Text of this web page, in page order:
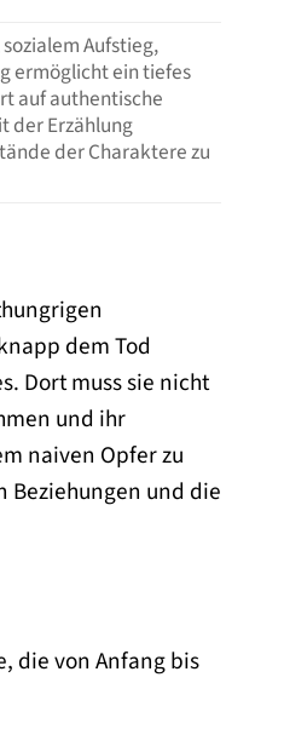
Aufstieg,
ermöglicht ein tiefes
auf authentische
der Erzählung
der Charaktere zu
dem Tod
Dort muss sie nicht
und ihr
naiven Opfer zu
und die
die von Anfang bis